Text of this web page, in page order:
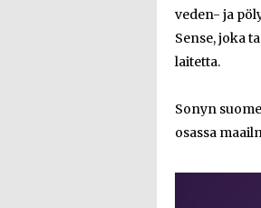
veden- ja
Sense, joka
laitetta.
Sonyn
osassa